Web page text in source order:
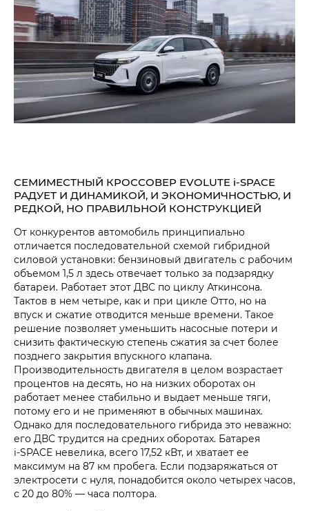
СЕМИМЕСТНЫЙ КРОССОВЕР EVOLUTE i‑SPACE
РАДУЕТ И ДИНАМИКОЙ, И ЭКОНОМИЧНОСТЬЮ, И
РЕДКОЙ, НО ПРАВИЛЬНОЙ КОНСТРУКЦИЕЙ
От конкурентов автомобиль принципиально
отличается последовательной схемой гибридной
силовой установки: бензиновый двигатель с рабочим
объемом 1,5 л здесь отвечает только за подзарядку
батареи. Работает этот ДВС по циклу Аткинсона.
Тактов в нем четыре, как и при цикле Отто, но на
впуск и сжатие отводится меньше времени. Такое
решение позволяет уменьшить насосные потери и
снизить фактическую степень сжатия за счет более
позднего закрытия впускного клапана.
Производительность двигателя в целом возрастает
процентов на десять, но на низких оборотах он
работает менее стабильно и выдает меньше тяги,
потому его и не применяют в обычных машинах.
Однако для последовательного гибрида это неважно:
его ДВС трудится на средних оборотах. Батарея
i‑SPACE невелика, всего 17,52 кВт, и хватает ее
максимум на 87 км пробега. Если подзаряжаться от
электросети с нуля, понадобится около четырех часов,
с 20 до 80% — часа полтора.